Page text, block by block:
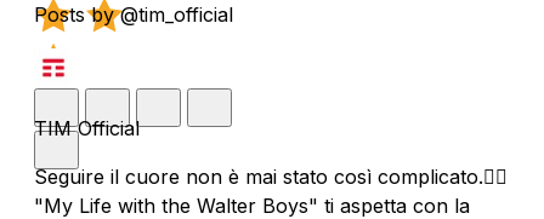
Posts by @tim_official
TIM Official
Seguire il cuore non è mai stato così complicato.❤️‍🔥
"My Life with the Walter Boys" ti aspetta con la